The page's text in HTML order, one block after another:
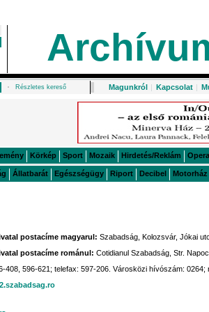
Részletes kereső Magunkról | Kapcsolat |
Körkép Sport Mozaik Hirdetés/Reklám Opera
Állatbarát Egészségügy Riport Decibel Motorház
postacíme magyarul: Szabadság, Kolozsvár, Jókai
postacíme románul: Cotidianul Szabadság, Str.
408, 596-621; telefax: 597-206. Városközi hívószám: